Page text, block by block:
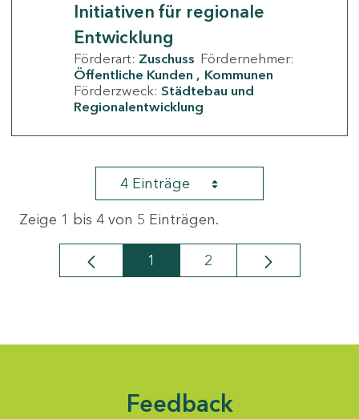
Initiativen für regionale
Entwicklung
Förderart: Zuschuss Fördernehmer:
Öffentliche Kunden
Kommunen
Förderzweck: Städtebau und
Regionalentwicklung
4 Einträge
Zeige 1 bis 4 von 5 Einträgen.
Seite
1 Seite
2
Feedback